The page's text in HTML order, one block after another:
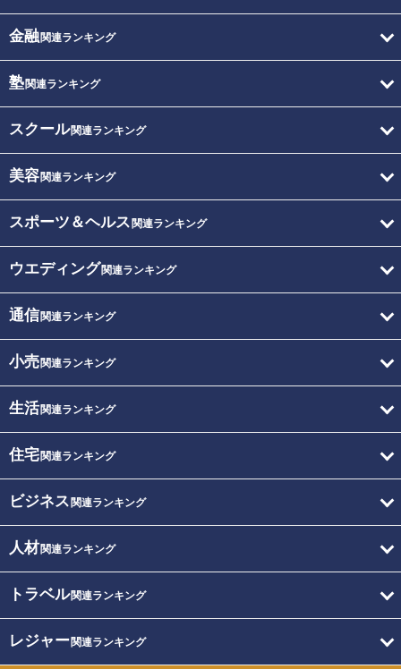
金融関連ランキング
塾関連ランキング
スクール関連ランキング
美容関連ランキング
スポーツ＆ヘルス 関連ランキング
ウエディング関連ランキング
通信関連ランキング
小売関連ランキング
生活関連ランキング
住宅関連ランキング
ビジネス 関連ランキング
人材関連ランキング
トラベル関連ランキング
レジャー関連ランキング